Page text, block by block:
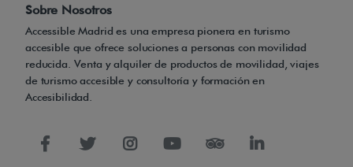
operatorios, convalecencias, etc.
Sobre Nosotros
Accessible Madrid es una empresa pionera en turismo
accesible que ofrece soluciones a personas con movilidad
reducida. Venta y alquiler de productos de movilidad, viajes
de turismo accesible y consultoría y formación en
Accesibilidad.